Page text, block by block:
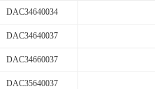
DAC34640034
DAC34640037
DAC34660037
DAC35640037